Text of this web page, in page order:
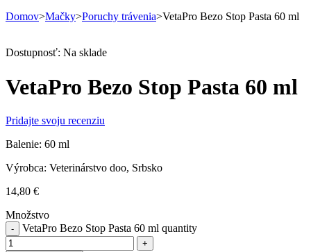
Domov>Mačky>Poruchy trávenia>VetaPro Bezo Stop Pasta 60 ml
Dostupnosť: Na sklade
VetaPro Bezo Stop Pasta 60 ml
Pridajte svoju recenziu
Balenie: 60 ml
Výrobca: Veterinárstvo doo, Srbsko
14,80 €
Množstvo
VetaPro Bezo Stop Pasta 60 ml quantity